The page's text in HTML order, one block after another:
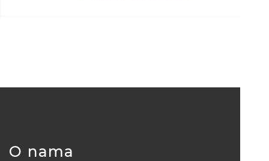
O nama